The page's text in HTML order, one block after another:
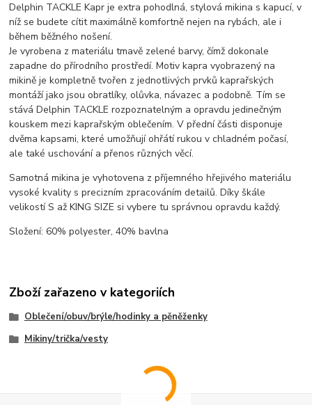
Delphin TACKLE Kapr je extra pohodlná, stylová mikina s kapucí, v
níž se budete cítit maximálně komfortně nejen na rybách, ale i
během běžného nošení.
Je vyrobena z materiálu tmavě zelené barvy, čímž dokonale
zapadne do přírodního prostředí. Motiv kapra vyobrazený na
mikině je kompletně tvořen z jednotlivých prvků kaprařských
montáží jako jsou obratlíky, olůvka, návazec a podobně. Tím se
stává Delphin TACKLE rozpoznatelným a opravdu jedinečným
kouskem mezi kaprařským oblečením. V přední části disponuje
dvěma kapsami, které umožňují ohřátí rukou v chladném počasí,
ale také uschování a přenos různých věcí.
Samotná mikina je vyhotovena z příjemného hřejivého materiálu
vysoké kvality s precizním zpracováním detailů. Díky škále
velikostí S až KING SIZE si vybere tu správnou opravdu každý.
Složení: 60% polyester, 40% bavlna
Zboží zařazeno v kategoriích
Oblečení/obuv/brýle/hodinky a pěněženky
Mikiny/trička/vesty